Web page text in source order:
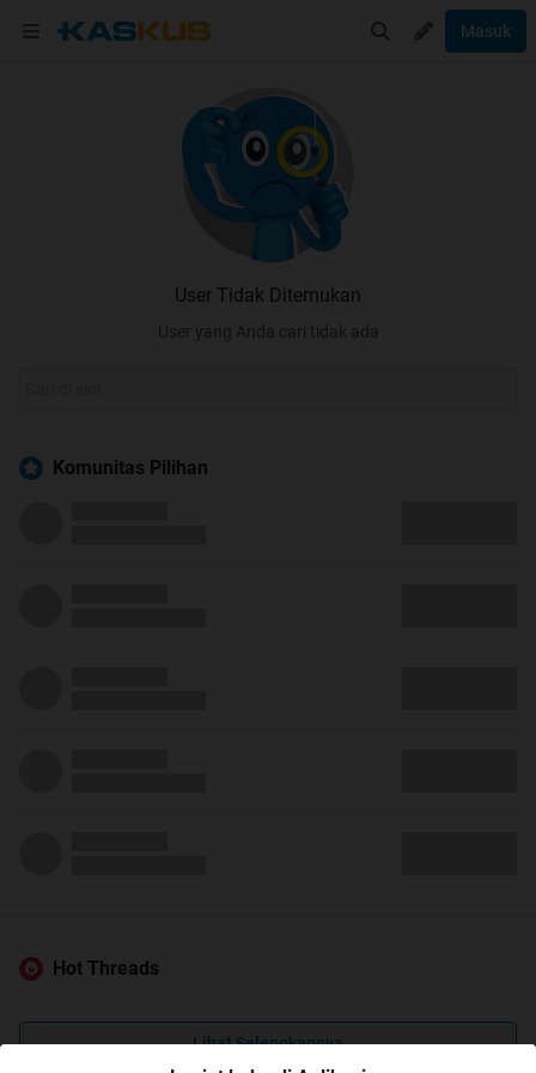
Masuk
User Tidak Ditemukan
User yang Anda cari tidak ada
Komunitas Pilihan
Hot Threads
Lihat Selengkapnya